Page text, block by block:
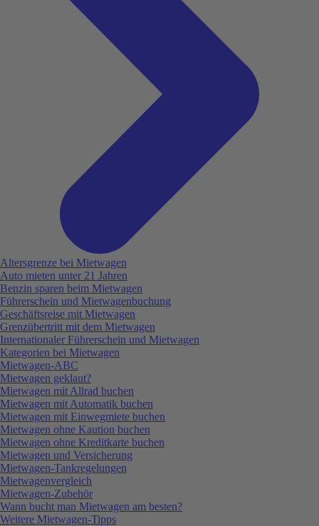
Altersgrenze bei Mietwagen
Auto mieten unter 21 Jahren
Benzin sparen beim Mietwagen
Führerschein und Mietwagenbuchung
Geschäftsreise mit Mietwagen
Grenzübertritt mit dem Mietwagen
Internationaler Führerschein und Mietwagen
Kategorien bei Mietwagen
Mietwagen-ABC
Mietwagen geklaut?
Mietwagen mit Allrad buchen
Mietwagen mit Automatik buchen
Mietwagen mit Einwegmiete buchen
Mietwagen ohne Kaution buchen
Mietwagen ohne Kreditkarte buchen
Mietwagen und Versicherung
Mietwagen-Tankregelungen
Mietwagenvergleich
Mietwagen-Zubehör
Wann bucht man Mietwagen am besten?
Weitere Mietwagen-Tipps